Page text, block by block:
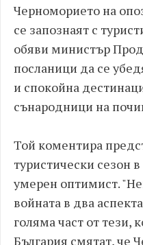
Черноморието на
се запознаят с
обяви министър
посланици да се
и спокойна
сънародници на
Той коментира
туристически сезон
умерен оптимист.
войната в два
голяма част от тези,
България смятат, че